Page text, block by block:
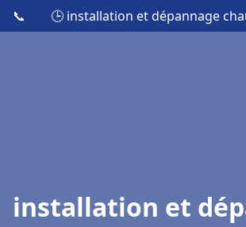
📞 🕒 installation et dépannage
installation et